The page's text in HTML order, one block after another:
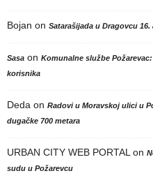
Bojan on Satarašijada u Dragovcu 16.
Sasa on Komunalne službe
korisnika
Deda on Radovi u Moravskoj ulici u
dugačke 700 metara
URBAN CITY WEB PORTALon
sudu u Požarevcu